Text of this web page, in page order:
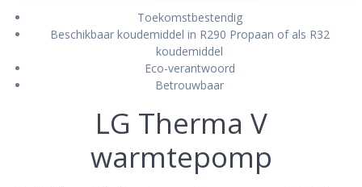
Toekomstbestendig
Beschikbaar koudemiddel in R290 Propaan of als R32
koudemiddel
Eco-verantwoord
Betrouwbaar
LG Therma V
warmtepomp